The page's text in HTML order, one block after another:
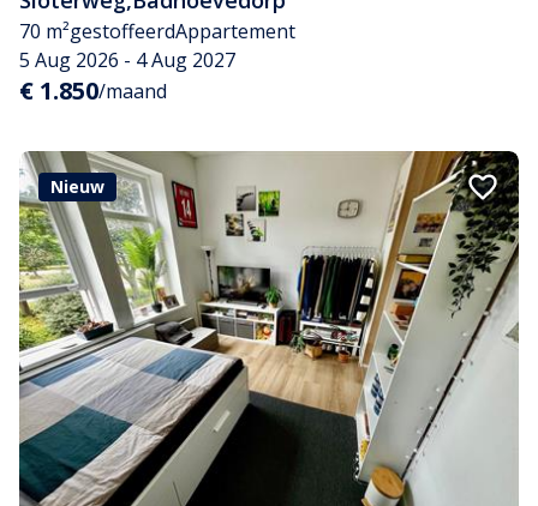
70 m²gestoffeerdAppartement
5 Aug 2026 - 4 Aug 2027
€ 1.850/maand
Nieuw